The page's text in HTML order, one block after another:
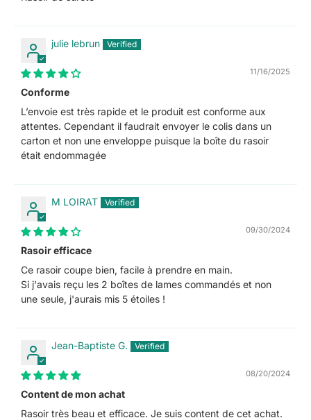
julie lebrun
11/16/2025
Conforme
L’envoie est très rapide et le produit est conforme aux
attentes. Cependant il faudrait envoyer le colis dans un
carton et non une enveloppe puisque la boîte du rasoir
était endommagée
M LOIRAT
09/30/2024
Rasoir efficace
Ce rasoir coupe bien, facile à prendre en main.
Si j'avais reçu les 2 boîtes de lames commandés et non
une seule, j'aurais mis 5 étoiles !
Jean-Baptiste G.
08/20/2024
Content de mon achat
Rasoir très beau et efficace. Je suis content de cet achat.